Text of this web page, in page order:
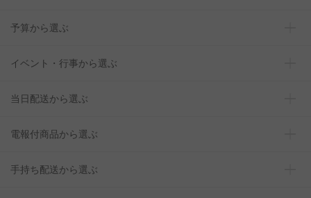
予算から選ぶ
イベント・行事から選ぶ
当日配送から選ぶ
電報付商品から選ぶ
手持ち配送から選ぶ